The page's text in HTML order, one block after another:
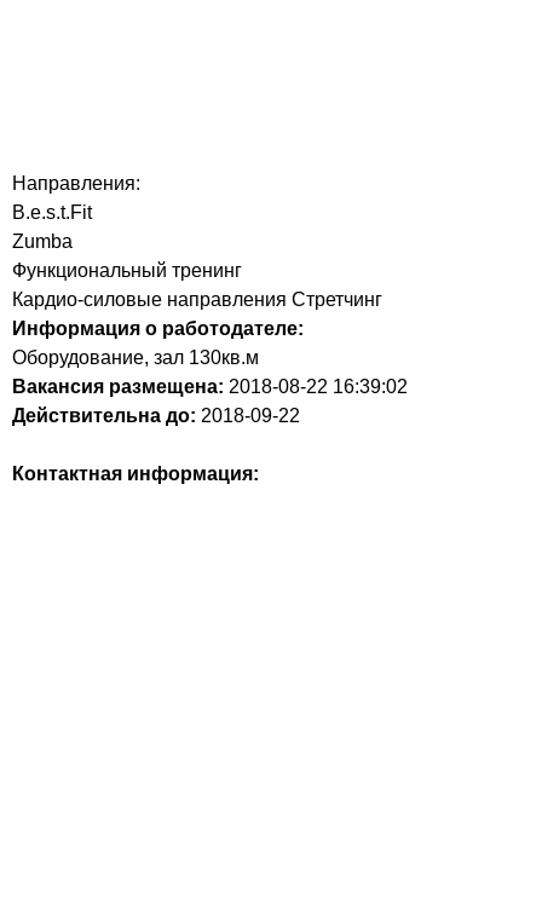
Направления:
B.e.s.t.Fit
Zumba
Функциональный тренинг
Кардио-силовые направления Стретчинг
Информация о работодателе:
Оборудование, зал 130кв.м
Вакансия размещена: 2018-08-22 16:39:02
Действительна до: 2018-09-22
Контактная информация: